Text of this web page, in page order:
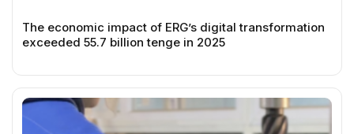
The economic impact of ERG’s digital transformation
exceeded 55.7 billion tenge in 2025